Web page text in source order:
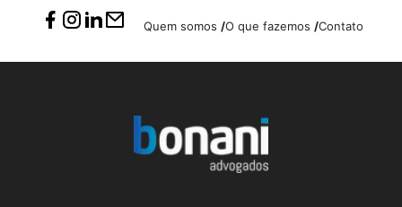
Quem somos /O que fazemos /Contato